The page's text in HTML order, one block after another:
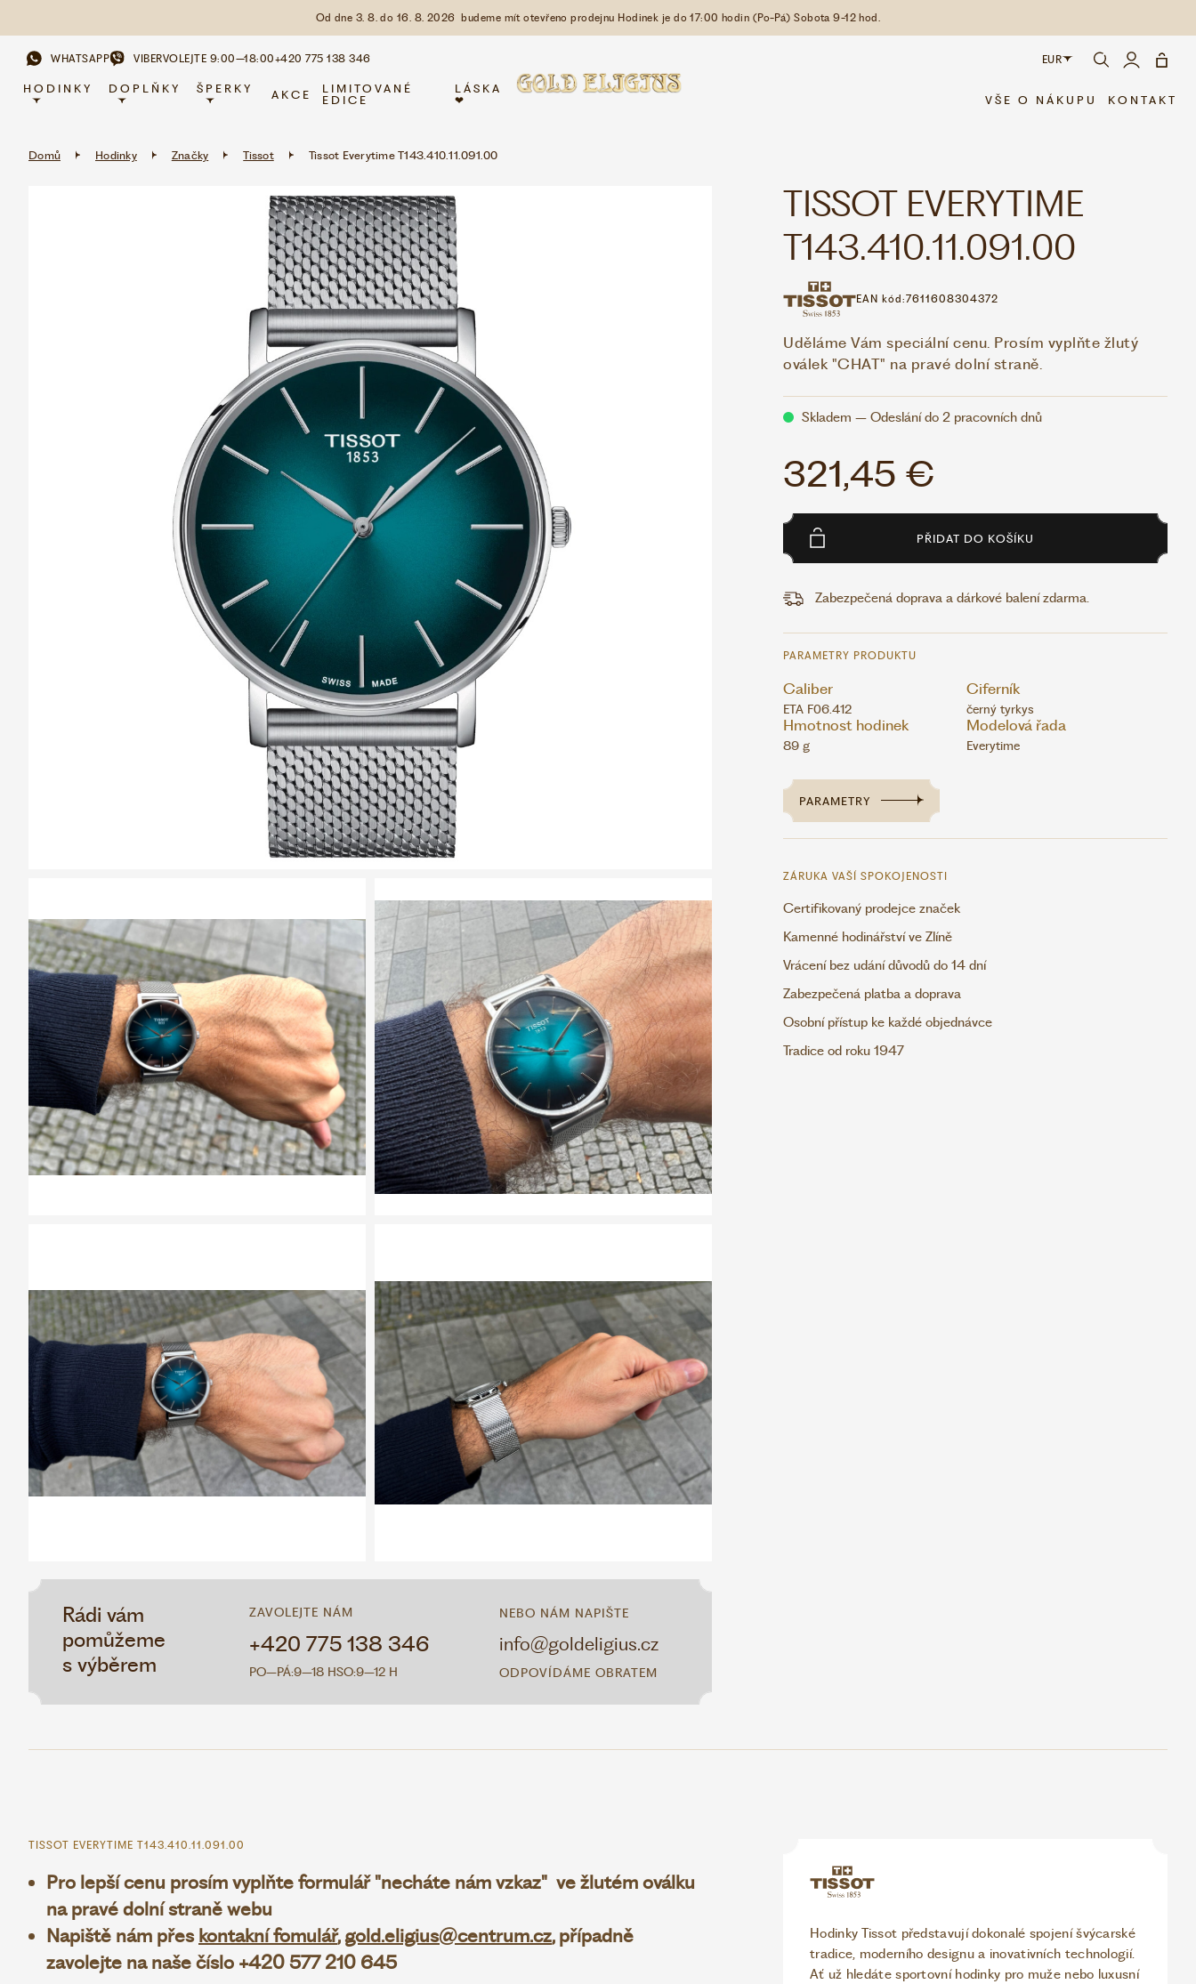
Od dne 3. 8. do 16. 8. 2026 budeme mít otevřeno prodejnu Hodinek je do 17:00 hodin (Po-Pá) Sobota 9-12 hod.
WHATSAPP VIBERVOLEJTE 9:00–18:00+420 775 138 346
HODINKY DOPLŇKY ŠPERKY AKCE
LIMITOVANÉ
EDICE
LÁSKA
❤
EUR
CZK
VŠE O NÁKUPU KONTAKT
Domů Hodinky Značky Tissot Tissot Everytime T143.410.11.091.00
Rádi vám
pomůžeme
s výběrem
ZAVOLEJTE NÁM
+420 775 138 346
PO–PÁ:9–18 HSO:9–12 H
NEBO NÁM NAPIŠTE
info@goldeligius.cz
ODPOVÍDÁME OBRATEM
TISSOT EVERYTIME
T143.410.11.091.00
EAN kód:7611608304372
Uděláme Vám speciální cenu. Prosím vyplňte žlutý
oválek "CHAT" na pravé dolní straně.
Skladem – Odeslání do 2 pracovních dnů
321,45 €
PŘIDAT DO KOŠÍKU
Zabezpečená doprava a dárkové balení zdarma.
PARAMETRY PRODUKTU
Caliber
ETA F06.412
Ciferník
černý tyrkys
Hmotnost hodinek
89 g
Modelová řada
Everytime
PARAMETRY
ZÁRUKA VAŠÍ SPOKOJENOSTI
Certifikovaný prodejce značek
Kamenné hodinářství ve Zlíně
Vrácení bez udání důvodů do 14 dní
Zabezpečená platba a doprava
Osobní přístup ke každé objednávce
Tradice od roku 1947
TISSOT EVERYTIME T143.410.11.091.00
Pro lepší cenu prosím vyplňte formulář "necháte nám vzkaz" ve žlutém oválku
na pravé dolní straně webu
Napiště nám přes kontakní fomulář,gold.eligius@centrum.cz, případně
zavolejte na naše číslo +420 577 210 645
Hodinky Tissot představují dokonalé spojení švýcarské
tradice, moderního designu a inovativních technologií.
Ať už hledáte sportovní hodinky pro muže nebo luxusní